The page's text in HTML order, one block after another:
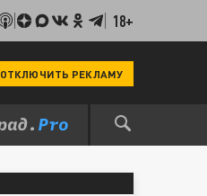
18+
ОТКЛЮЧИТЬ РЕКЛАМУ